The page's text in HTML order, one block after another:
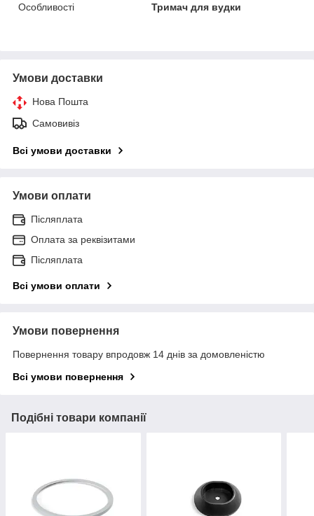
Особливості
Тримач для вудки
Умови доставки
Нова Пошта
Самовивіз
Всі умови доставки
Умови оплати
Післяплата
Оплата за реквізитами
Післяплата
Всі умови оплати
Умови повернення
Повернення товару впродовж 14 днів за домовленістю
Всі умови повернення
Подібні товари компанії